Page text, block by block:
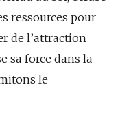
ressources pour
de l’attraction
sa force dans la
le